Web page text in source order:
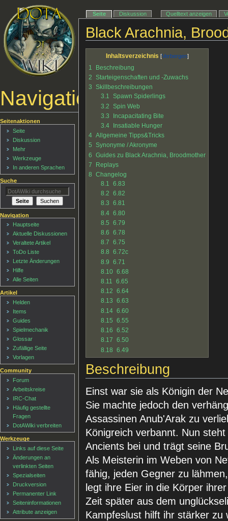
Black Arachnia,
Inhaltsverzeichnis
1
Beschreibung
2 Starteigenschaften und -Zuwachs
3 Skillbeschreibungen
3.1 Spawn Spiderlings
3.2 Spin Web
3.3
Incapacitating Bite
3.4
Insatiable Hunger
4 Allgemeine Tipps&Tricks
5 Synonyme / Akronyme
6 Guides zu Black Arachnia, Broodmother
7
Replays
8 Changelog
8.1 6.83
8.2 6.82
8.3 6.81
8.4 6.80
8.5 6.79
8.6 6.78
8.7 6.75
8.8 6.72c
8.9 6.71
8.10 6.68
8.11 6.65
8.12 6.64
8.13 6.63
8.14 6.60
8.15 6.55
8.16 6.52
8.17 6.50
8.18 6.49
Beschreibung
Einst war sie als Königin der
Sie machte jedoch den
Assassinen Anub'Arak zu
Königreich verbannt. Nun
Ancients bei und trägt seine
Als Meisterin im Weben von
fähig, jeden Gegner zu
legt ihre Eier in die Körper
Zeit später aus dem
Kampfeslust hilft ihr stärker zu
Navigationsmenü
Seite Diskussion Quelltext anzeigen
Seitenaktionen
Seite
Diskussion
Mehr
Werkzeuge
In anderen Sprachen
Suche
Navigation
Hauptseite
Aktuelle Diskussionen
Veraltete Artikel
ToDo Liste
Letzte Änderungen
Hilfe
Alle Seiten
Artikel
Helden
Items
Guides
Spielmechanik
Glossar
Zufällige Seite
Vorlagen
Community
Forum
Arbeitskreise
IRC-Chat
Häufig gestellte
Fragen
DotAWiki verbreiten
Werkzeuge
Links auf diese Seite
Änderungen an
verlinkten Seiten
Spezialseiten
Druckversion
Permanenter Link
Seiten­informationen
Attribute anzeigen